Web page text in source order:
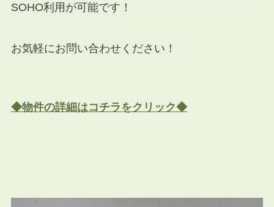
SOHO利用が可能です！
お気軽にお問い合わせください！
◆物件の詳細はコチラをクリック◆